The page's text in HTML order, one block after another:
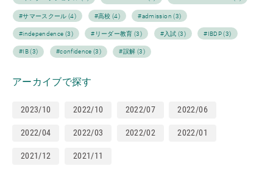
#サマースクール (4) #高校 (4) #admission (3)
#independence (3) #リーダー教育 (3) #入試 (3) #IBDP (3)
#IB (3) #confidence (3) #誤解 (3)
アーカイブで探す
2023/10 2022/10 2022/07 2022/06
2022/04 2022/03 2022/02 2022/01
2021/12 2021/11